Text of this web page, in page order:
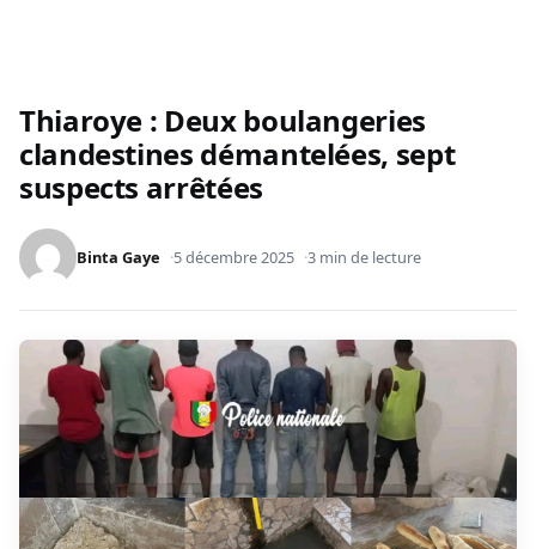
Thiaroye : Deux boulangeries
clandestines démantelées, sept
suspects arrêtées
Binta Gaye 5 décembre 2025 3 min de lecture